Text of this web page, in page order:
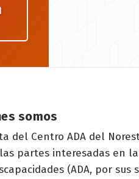
somos
del Centro ADA del
partes interesadas en
(ADA, por